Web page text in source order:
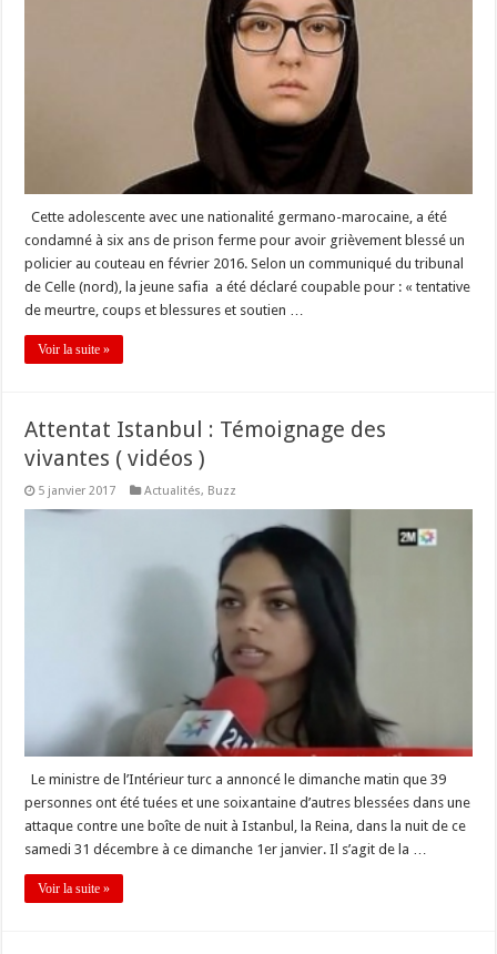
Cette adolescente avec une nationalité germano-marocaine, a été
condamné à six ans de prison ferme pour avoir grièvement blessé un
policier au couteau en février 2016. Selon un communiqué du tribunal
de Celle (nord), la jeune safia a été déclaré coupable pour : « tentative
de meurtre, coups et blessures et soutien …
Voir la suite »
Attentat Istanbul : Témoignage des
vivantes ( vidéos )
5 janvier 2017 Actualités, Buzz
Le ministre de l’Intérieur turc a annoncé le dimanche matin que 39
personnes ont été tuées et une soixantaine d’autres blessées dans une
attaque contre une boîte de nuit à Istanbul, la Reina, dans la nuit de ce
samedi 31 décembre à ce dimanche 1er janvier. Il s’agit de la …
Voir la suite »